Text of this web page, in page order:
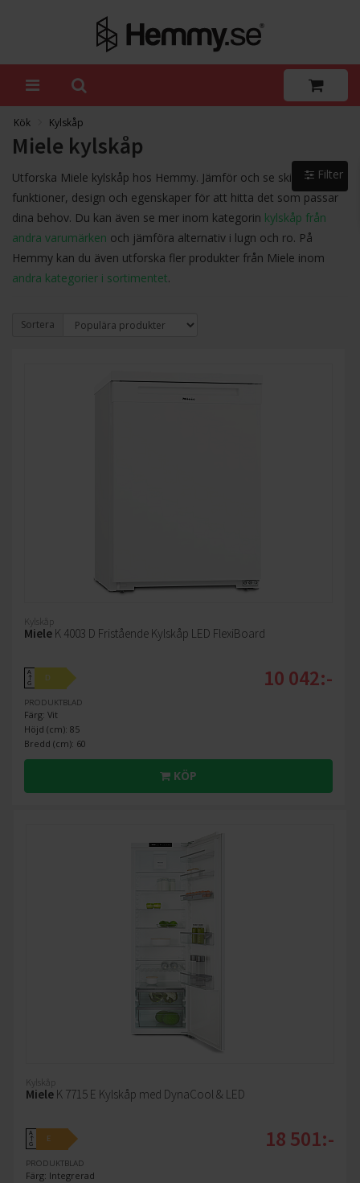
Kök Kylskåp
Miele kylskåp
Utforska Miele kylskåp hos Hemmy. Jämför och se skillnader i
funktioner, design och egenskaper för att hitta det som passar
dina behov. Du kan även se mer inom kategorin kylskåp från
andra varumärken och jämföra alternativ i lugn och ro. På
Hemmy kan du även utforska fler produkter från Miele inom
andra kategorier i sortimentet.
Sortera
Kylskåp
Miele K 4003 D Fristående Kylskåp LED FlexiBoard
A
↑
G
D
PRODUKTBLAD
Färg: Vit
Höjd (cm): 85
Bredd (cm): 60
10 042:-
KÖP
Kylskåp
Miele K 7715 E Kylskåp med DynaCool & LED
A
↑
G
E
PRODUKTBLAD
Färg: Integrerad
18 501:-
Filter